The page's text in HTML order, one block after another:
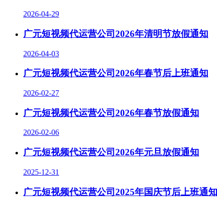
2026-04-29
广元短视频代运营公司2026年清明节放假通知
2026-04-03
广元短视频代运营公司2026年春节后上班通知
2026-02-27
广元短视频代运营公司2026年春节放假通知
2026-02-06
广元短视频代运营公司2026年元旦放假通知
2025-12-31
广元短视频代运营公司2025年国庆节后上班通知